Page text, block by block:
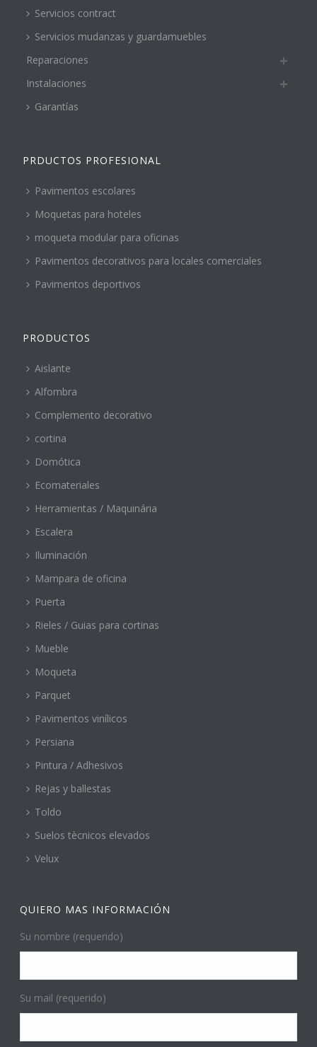
Servicios contract
Servicios mudanzas y guardamuebles
Reparaciones
Instalaciones
Garantías
PRDUCTOS PROFESIONAL
Pavimentos escolares
Moquetas para hoteles
moqueta modular para oficinas
Pavimentos decorativos para locales comerciales
Pavimentos deportivos
PRODUCTOS
Aislante
Alfombra
Complemento decorativo
cortina
Domótica
Ecomateriales
Herramientas / Maquinária
Escalera
Iluminación
Mampara de oficina
Puerta
Rieles / Guias para cortinas
Mueble
Moqueta
Parquet
Pavimentos vinílicos
Persiana
Pintura / Adhesivos
Rejas y ballestas
Toldo
Suelos tècnicos elevados
Velux
QUIERO MAS INFORMACIÓN
Su nombre (requerido)
Su mail (requerido)